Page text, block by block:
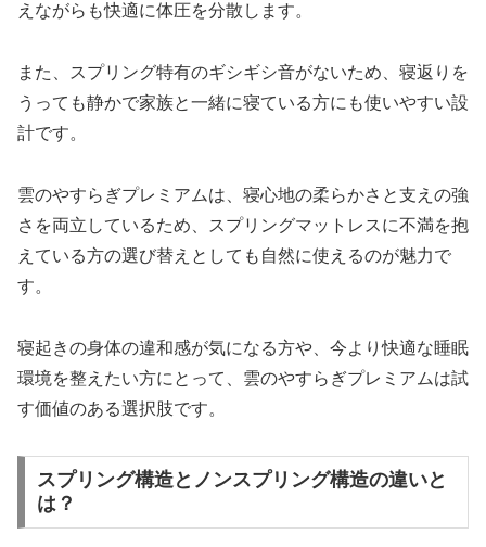
えながらも快適に体圧を分散します。
また、スプリング特有のギシギシ音がないため、寝返りを
うっても静かで家族と一緒に寝ている方にも使いやすい設
計です。
雲のやすらぎプレミアムは、寝心地の柔らかさと支えの強
さを両立しているため、スプリングマットレスに不満を抱
えている方の選び替えとしても自然に使えるのが魅力で
す。
寝起きの身体の違和感が気になる方や、今より快適な睡眠
環境を整えたい方にとって、雲のやすらぎプレミアムは試
す価値のある選択肢です。
スプリング構造とノンスプリング構造の違いと
は？